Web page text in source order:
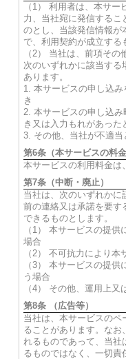
（1） 利用者は、本サ
力、当社宛に発信するこ
のとし、当該発信情報が
で、利用契約が成立する
（2） 当社は、前項そ
次のいずれかに該当す
あります。
1. 本サービスの申し込
き
2. 本サービスの申し込
き又は入力もれがあった
3. その他、当社が不適当
第6条（本サービスの料金
本サービスの利用料金は
第7条（中断・廃止）
当社は、次のいずれか
前の連絡又は承諾を要す
できるものとします。
（1） 本サービスの提
場合
（2） 不可抗力により
（3） 本サービスの提
う場合
（4） その他、運用上
第8条 （広告等）
当社は、本サービスのペ
ることがあります。なお
れるものであって、当社
るものではなく、一切責